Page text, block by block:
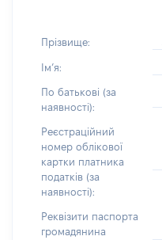
Прізвище:
Імʼя:
По батькові (за
наявності):
Реєстраційний
номер облікової
картки платника
податків (за
наявності):
Реквізити паспорта
громадянина